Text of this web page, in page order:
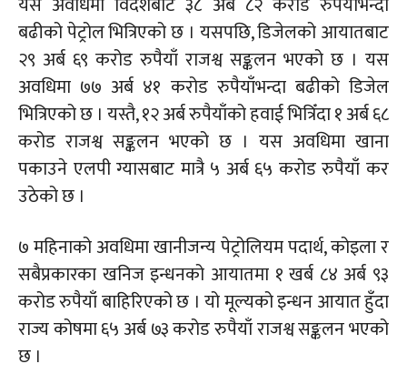
बढीको पेट्रोल भित्रिएको छ । यसपछि, डिजेलको आयातबाट
२९ अर्ब ६९ करोड रुपैयाँ राजश्व सङ्कलन भएको छ । यस
अवधिमा ७७ अर्ब ४१ करोड रुपैयाँभन्दा बढीको डिजेल
भित्रिएको छ । यस्तै, १२ अर्ब रुपैयाँको हवाई भित्रिँदा १ अर्ब ६८
करोड राजश्व सङ्कलन भएको छ । यस अवधिमा खाना
पकाउने एलपी ग्यासबाट मात्रै ५ अर्ब ६५ करोड रुपैयाँ कर
उठेको छ ।
७ महिनाको अवधिमा खानीजन्य पेट्रोलियम पदार्थ, कोइला र
सबैप्रकारका खनिज इन्धनको आयातमा १ खर्ब ८४ अर्ब ९३
करोड रुपैयाँ बाहिरिएको छ । यो मूल्यको इन्धन आयात हुँदा
राज्य कोषमा ६५ अर्ब ७३ करोड रुपैयाँ राजश्व सङ्कलन भएको
छ ।